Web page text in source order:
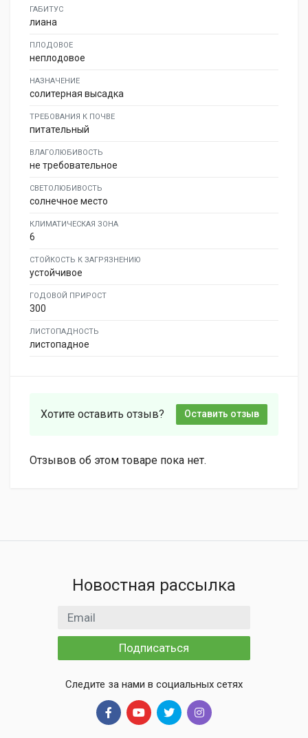
ГАБИТУС
лиана
ПЛОДОВОЕ
неплодовое
НАЗНАЧЕНИЕ
солитерная высадка
ТРЕБОВАНИЯ К ПОЧВЕ
питательный
ВЛАГОЛЮБИВОСТЬ
не требовательное
СВЕТОЛЮБИВОСТЬ
солнечное место
КЛИМАТИЧЕСКАЯ ЗОНА
6
СТОЙКОСТЬ К ЗАГРЯЗНЕНИЮ
устойчивое
ГОДОВОЙ ПРИРОСТ
300
ЛИСТОПАДНОСТЬ
листопадное
Хотите оставить отзыв? Оставить отзыв
Отзывов об этом товаре пока нет.
Новостная рассылка
Email адрес
Подписаться
Следите за нами в социальных сетях